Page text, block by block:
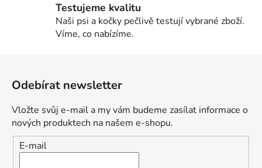
Testujeme kvalitu
Naši psi a kočky pečlivě testují vybrané zboží.
Víme, co nabízíme.
Odebírat newsletter
Vložte svůj e-mail a my vám budeme zasílat informace o
nových produktech na našem e-shopu.
E-mail